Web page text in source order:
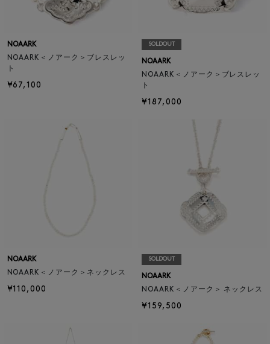
NOAARK
NOAARK＜ノアーク＞ブレスレッ
ト
¥67,100
SOLDOUT
NOAARK
NOAARK＜ノアーク＞ブレスレッ
ト
¥187,000
NOAARK
NOAARK＜ノアーク＞ネックレス
¥110,000
SOLDOUT
NOAARK
NOAARK＜ノアーク＞ ネックレス
¥159,500